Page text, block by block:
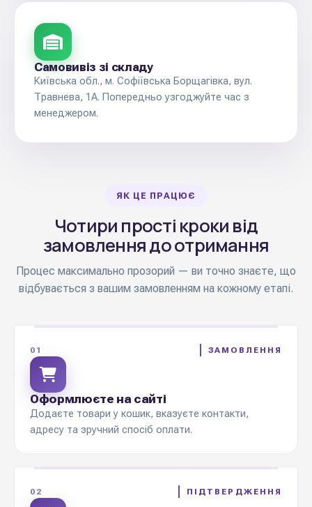
Самовивіз зі складу
Київська обл., м. Софіївська Борщагівка, вул.
Травнева, 1А. Попередньо узгоджуйте час з
менеджером.
ЯК ЦЕ ПРАЦЮЄ
Чотири прості кроки від
замовлення до отримання
Процес максимально прозорий — ви точно знаєте, що
відбувається з вашим замовленням на кожному етапі.
01 ЗАМОВЛЕННЯ
Оформлюєте на сайті
Додаєте товари у кошик, вказуєте контакти,
адресу та зручний спосіб оплати.
02 ПІДТВЕРДЖЕННЯ